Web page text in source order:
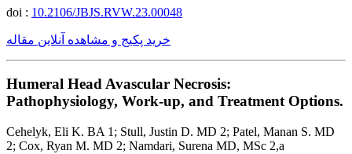
doi : 10.2106/JBJS.RVW.23.00048
خرید پکیج و مشاهده آنلاین مقاله
Humeral Head Avascular Necrosis:
Pathophysiology, Work-up, and Treatment Options.
Cehelyk, Eli K. BA 1; Stull, Justin D. MD 2; Patel, Manan S. MD
2; Cox, Ryan M. MD 2; Namdari, Surena MD, MSc 2,a